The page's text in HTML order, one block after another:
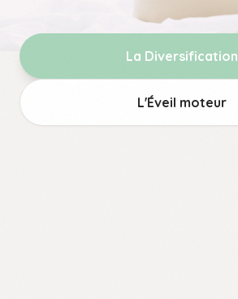
La Diversification
L'Éveil moteur